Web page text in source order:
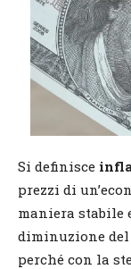
Si definisce
prezzi di
maniera stabile
diminuzione
perché con la